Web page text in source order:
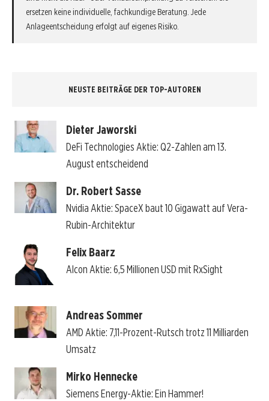
ersetzen keine individuelle, fachkundige Beratung. Jede
Anlageentscheidung erfolgt auf eigenes Risiko.
NEUSTE BEITRÄGE DER TOP-AUTOREN
Dieter Jaworski
DeFi Technologies Aktie: Q2-Zahlen am 13.
August entscheidend
Dr. Robert Sasse
Nvidia Aktie: SpaceX baut 10 Gigawatt auf Vera-
Rubin-Architektur
Felix Baarz
Alcon Aktie: 6,5 Millionen USD mit RxSight
Andreas Sommer
AMD Aktie: 7,11-Prozent-Rutsch trotz 11 Milliarden
Umsatz
Mirko Hennecke
Siemens Energy-Aktie: Ein Hammer!